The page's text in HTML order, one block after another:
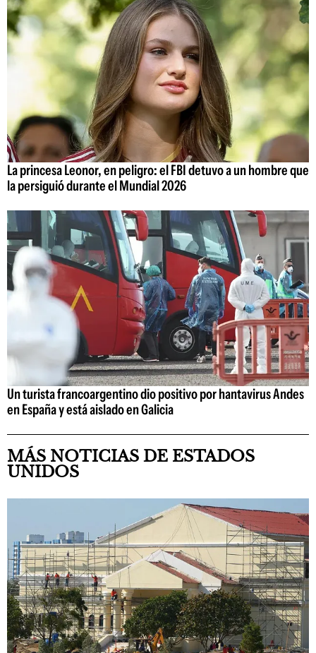
La princesa Leonor, en peligro: el FBI detuvo a un hombre que
la persiguió durante el Mundial 2026
Un turista francoargentino dio positivo por hantavirus Andes
en España y está aislado en Galicia
MÁS NOTICIAS DE ESTADOS
UNIDOS